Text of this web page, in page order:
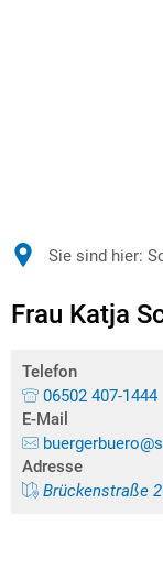
Sie sind hier:
Frau Katja
Telefon
06502 407-1444
E-Mail
Adresse
Brückenstraße